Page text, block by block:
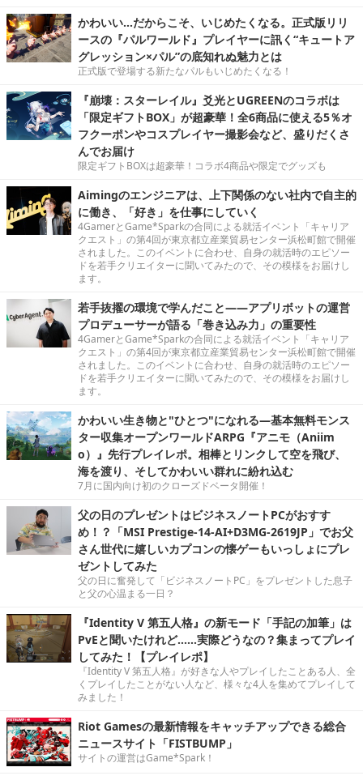
かわいい…だからこそ、いじめたくなる。正式版リリ
ースの『パルワールド』プレイヤーに訊く“キュートア
グレッション×パル”の底知れぬ魅力とは
正式版で登場する新たなパルもいじめたくなる！
『崩壊：スターレイル』爻光とUGREENのコラボは
「限定ギフトBOX」が超豪華！全6商品に使える5％オ
フクーポンやコスプレイヤー撮影会など、盛りだくさ
んでお届け
限定ギフトBOXは超豪華！コラボ4商品や限定でグッズも
Aimingのエンジニアは、上下関係のない社内で自主的
に働き、「好き」を仕事にしていく
4GamerとGame*Sparkの合同による就活イベント「キャリア
クエスト」の第4回が東京都立産業貿易センター浜松町館で開催
されました。このイベントに合わせ、自身の就活時のエピソー
ドを若手クリエイターに聞いてみたので、その模様をお届けし
ます。
若手抜擢の環境で学んだこと――アプリボットの運営
プロデューサーが語る「巻き込み力」の重要性
4GamerとGame*Sparkの合同による就活イベント「キャリア
クエスト」の第4回が東京都立産業貿易センター浜松町館で開催
されました。このイベントに合わせ、自身の就活時のエピソー
ドを若手クリエイターに聞いてみたので、その模様をお届けし
ます。
かわいい生き物と"ひとつ"になれる―基本無料モンス
ター収集オープンワールドARPG『アニモ（Aniim
o）』先行プレイレポ。相棒とリンクして空を飛び、
海を渡り、そしてかわいい群れに紛れ込む
7月に国内向け初のクローズドベータ開催！
父の日のプレゼントはビジネスノートPCがおすす
め！？「MSI Prestige-14-AI+D3MG-2619JP」でお父
さん世代に嬉しいカプコンの懐ゲーもいっしょにプレ
ゼントしてみた
父の日に奮発して「ビジネスノートPC」をプレゼントした息子
と父の心温まる一日？
『Identity V 第五人格』の新モード「手記の加筆」は
PvEと聞いたけれど……実際どうなの？集まってプレイ
してみた！【プレイレポ】
『Identity V 第五人格』が好きな人やプレイしたことある人、全
くプレイしたことがない人など、様々な4人を集めてプレイして
みました！
Riot Gamesの最新情報をキャッチアップできる総合
ニュースサイト「FISTBUMP」
サイトの運営はGame*Spark！